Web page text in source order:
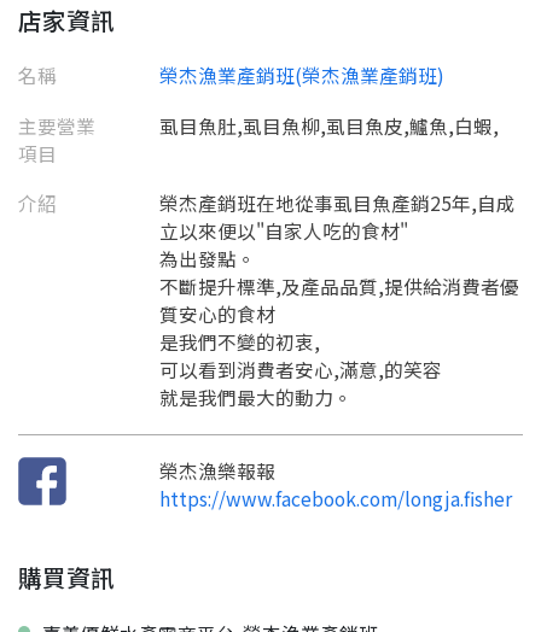
店家資訊
名稱
榮杰漁業產銷班(榮杰漁業產銷班)
主要營業
項目
虱目魚肚,虱目魚柳,虱目魚皮,鱸魚,白蝦,
介紹
榮杰產銷班在地從事虱目魚產銷25年,自成
立以來便以"自家人吃的食材"
為出發點。
不斷提升標準,及產品品質,提供給消費者優
質安心的食材
是我們不變的初衷,
可以看到消費者安心,滿意,的笑容
就是我們最大的動力。
榮杰漁樂報報
https://www.facebook.com/longja.fisher
購買資訊
要註冊嗎？
嗨~這個 LINE 帳號還沒有註冊過，
只要驗證手機號碼就能完成註冊。
您要繼續嗎？
返回 繼續註冊
請加入LINE好友
請掃描或點擊 QR code
加入「嘉義優鮮」LINE 好友，
才能繼續註冊喔。
點擊加入 LINE 好友
註冊完成
註冊完成了！
訊息
確認
要申請新產品嗎？
您的申請資料正在等候審查中，
要看申請秘笈嗎？
想知道怎麼做更容易通過審核嗎？
看看申請教學吧！